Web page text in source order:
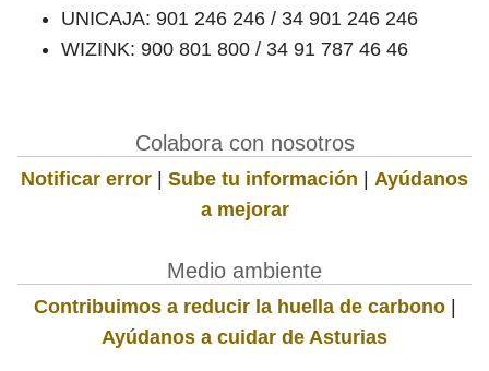
UNICAJA: 901 246 246 / 34 901 246 246
WIZINK: 900 801 800 / 34 91 787 46 46
Colabora con nosotros
Notificar error | Sube tu información | Ayúdanos
a mejorar
Medio ambiente
Contribuimos a reducir la huella de carbono|
Ayúdanos a cuidar de Asturias